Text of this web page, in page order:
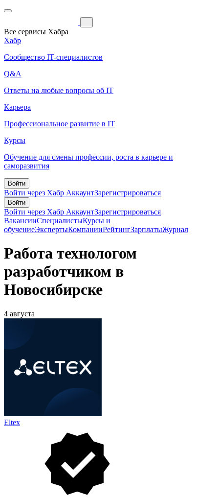
Все сервисы Хабра
Хабр
Сообщество IT-специалистов
Q&A
Ответы на любые вопросы об IT
Карьера
Профессиональное развитие в IT
Курсы
Обучение для смены профессии, роста в карьере и
саморазвития
Войти
Войти через Хабр АккаунтЗарегистрироваться
Войти
Войти через Хабр АккаунтЗарегистрироваться
ВакансииСпециалистыКурсы и
обучениеЭкспертыКомпанииРейтингЗарплатыЖурнал
Работа технологом
разработчиком в
Новосибирске
4 августа
Eltex